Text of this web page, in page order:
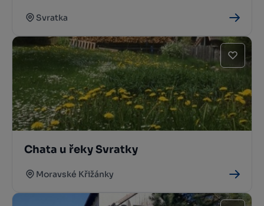
Svratka
Chata u řeky Svratky
Moravské Křižánky